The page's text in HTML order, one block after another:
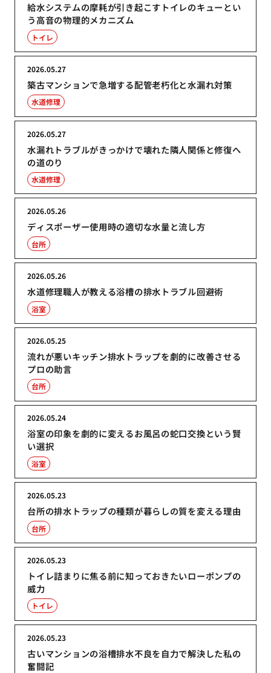
給水システムの摩耗が引き起こすトイレのキューとい
う高音の物理的メカニズム
トイレ
築古マンションで急増する配管老朽化と水漏れ対策
2026.05.27
水道修理
水漏れトラブルがきっかけで壊れた隣人関係と修復へ
の道のり
2026.05.27
水道修理
ディスポーザー使用時の適切な水量と流し方
2026.05.26
台所
水道修理職人が教える浴槽の排水トラブル回避術
2026.05.26
浴室
流れが悪いキッチン排水トラップを劇的に改善させる
プロの助言
2026.05.25
台所
浴室の印象を劇的に変えるお風呂の蛇口交換という賢
い選択
2026.05.24
浴室
台所の排水トラップの種類が暮らしの質を変える理由
2026.05.23
台所
トイレ詰まりに焦る前に知っておきたいローポンプの
威力
2026.05.23
トイレ
古いマンションの浴槽排水不良を自力で解決した私の
奮闘記
2026.05.23